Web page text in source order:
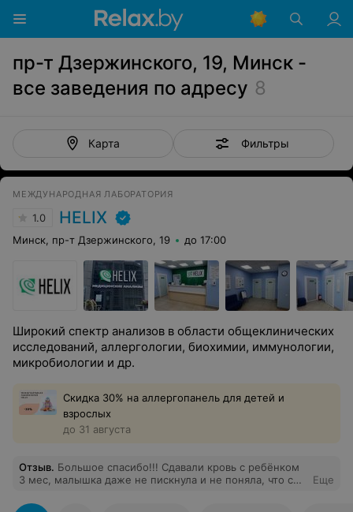
пр-т Дзержинского, 19, Минск -
все заведения по адресу 8
Карта Фильтры
МЕЖДУНАРОДНАЯ ЛАБОРАТОРИЯ
1.0 HELIX
Минск, пр-т Дзержинского, 19 до 17:00
Широкий спектр анализов в области общеклинических
исследований, аллергологии, биохимии, иммунологии,
микробиологии и др.
Скидка 30% на аллергопанель для детей и
взрослых
до 31 августа
Отзыв. Большое спасибо!!! Сдавали кровь с ребёнком
3 мес, малышка даже не пискнула и не поняла, что с
важно!!! Спасибо!!!
Еще